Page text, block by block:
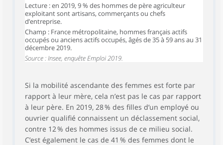
Lecture : en 2019, 9 % des hommes de père agriculteur
exploitant sont artisans, commerçants ou chefs
d’entreprise.
Champ : France métropolitaine, hommes français actifs
occupés ou anciens actifs occupés, âgés de 35 à 59 ans au 31
décembre 2019.
Source : Insee, enquête Emploi 2019.
Si la mobilité ascendante des femmes est forte par
rapport à leur mère, cela n’est pas le cas par rapport
à leur père. En 2019, 28 % des filles d’un employé ou
ouvrier qualifié connaissent un déclassement social,
contre 12 % des hommes issus de ce milieu social.
C’est également le cas de 41 % des femmes dont le